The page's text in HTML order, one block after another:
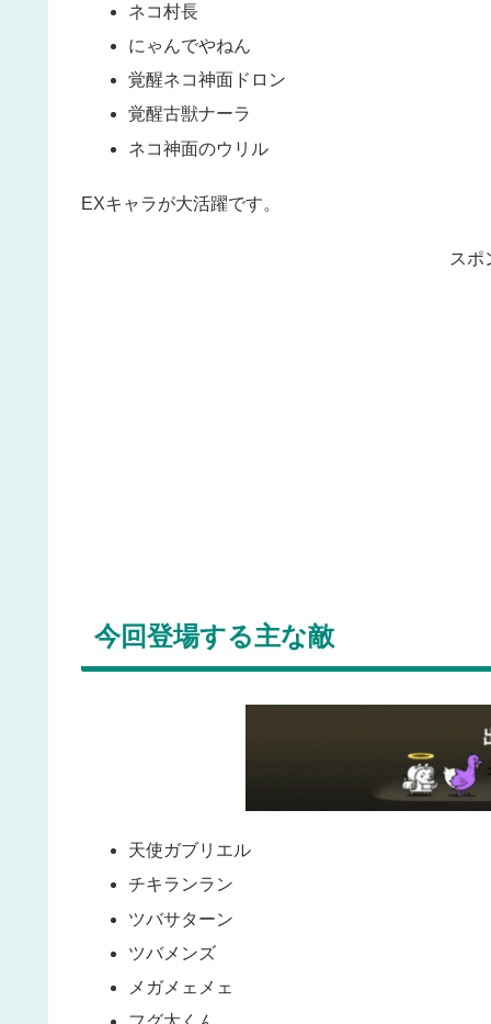
ネコ村長
にゃんでやねん
覚醒ネコ神面ドロン
覚醒古獣ナーラ
ネコ神面のウリル
EXキャラが大活躍です。
スポ
今回登場する主な敵
天使ガブリエル
チキランラン
ツバサターン
ツバメンズ
メガメェメェ